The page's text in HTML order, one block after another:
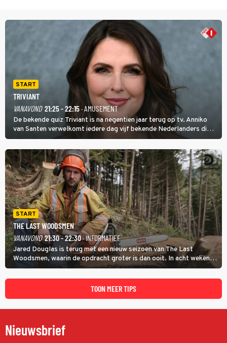
START
TRIVIANT
VANAVOND 21:25 - 22:15· AMUSEMENT
De bekende quiz Triviant is na negentien jaar terug op tv. Anniko
van Santen verwelkomt iedere dag vijf bekende Nederlanders die
vragen beantwoorden in verschillende categorieën. De beste
speler gaat direct door naar de finaleweek.
START
THE LAST WOODSMEN
VANAVOND 21:30 - 22:30· INFORMATIEF
Jared Douglas is terug met een nieuw seizoen van The Last
Woodsmen, waarin de opdracht groter is dan ooit. In acht weken
tijd probeert hij een miljoen dollar bij elkaar te vergaren om de
toekomst van het houthakkersbedrijf te verzekeren.
TOON MEER TIPS
Nieuwsbrief